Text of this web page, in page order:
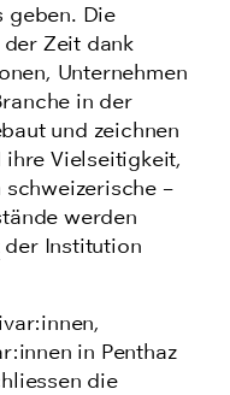
geben. Die
Zeit dank
Unternehmen
in der
und zeichnen
ihre Vielseitigkeit,
–
werden
der Institution
in Penthaz
die